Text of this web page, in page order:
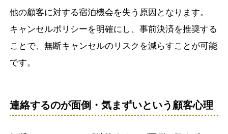
他の顧客に対する宿泊機会を失う原因となります。
キャンセルポリシーを明確にし、事前決済を推奨する
ことで、無断キャンセルのリスクを減らすことが可能
です。
連絡するのが面倒・気まずいという顧客心理